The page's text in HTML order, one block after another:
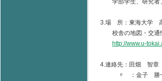
学部学生、研究者、
3.場 所：東海大学
校舎の地図・交通情
http://www.u-
4.連絡先：田畑 智章
〃 ：金子 勝一（